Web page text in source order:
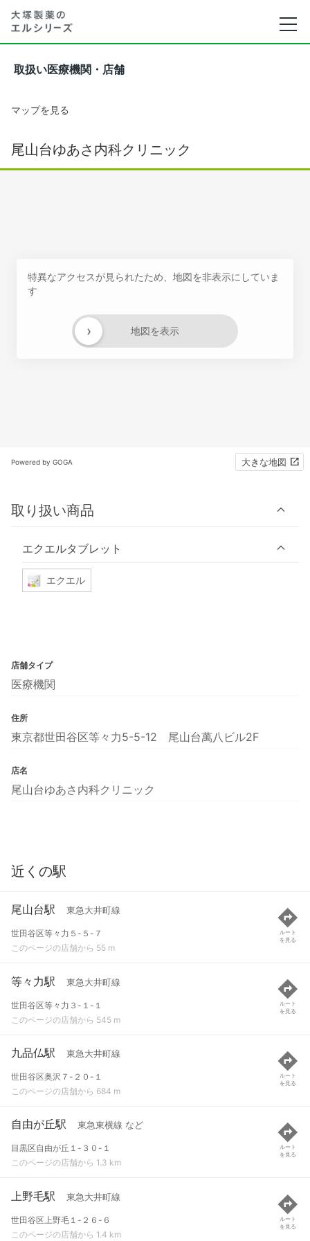
取扱い医療機関・店舗
マップを見る
尾山台ゆあさ内科クリニック
特異なアクセスが見られたため、地図を非表示にしていま
す
地図を表示
›
Powered by GOGA 大きな地図
取り扱い商品
エクエルタブレット
エクエル
店舗タイプ
医療機関
住所
東京都世田谷区等々力5-5-12 尾山台萬八ビル2F
店名
尾山台ゆあさ内科クリニック
近くの駅
尾山台駅 東急大井町線
世田谷区等々力５-５-７
このページの店舗から 55 m
ルート
を見る
等々力駅 東急大井町線
世田谷区等々力３-１-１
このページの店舗から 545 m
ルート
を見る
九品仏駅 東急大井町線
世田谷区奥沢７-２０-１
このページの店舗から 684 m
ルート
を見る
自由が丘駅 東急東横線 など
目黒区自由が丘１-３０-１
このページの店舗から 1.3 km
ルート
を見る
上野毛駅 東急大井町線
世田谷区上野毛１-２６-６
このページの店舗から 1.4 km
ルート
を見る